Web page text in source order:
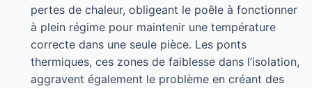
pertes de chaleur, obligeant le poêle à fonctionner
à plein régime pour maintenir une température
correcte dans une seule pièce. Les ponts
thermiques, ces zones de faiblesse dans l’isolation,
aggravent également le problème en créant des